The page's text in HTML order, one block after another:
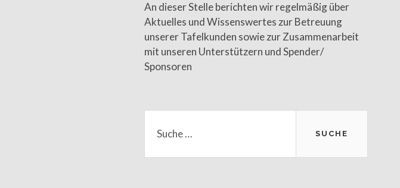
An dieser Stelle berichten wir regelmäßig über
Aktuelles und Wissenswertes zur Betreuung
unserer Tafelkunden sowie zur Zusammenarbeit
mit unseren Unterstützern und Spender/
Sponsoren
nach: